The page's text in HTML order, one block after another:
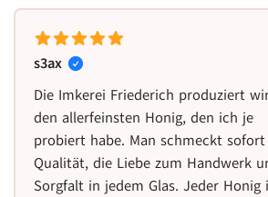
s3ax
Die Imkerei Friederich produziert
den allerfeinsten Honig, den ich je
probiert habe. Man schmeckt
Qualität, die Liebe zum Handwerk
Sorgfalt in jedem Glas. Jeder Honig